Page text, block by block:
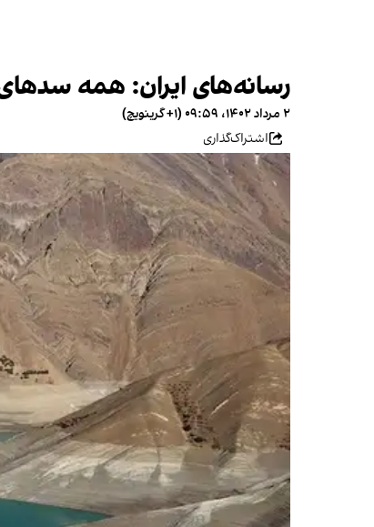
رسانه‌های ایران: همه
۲ مرداد ۱۴۰۲، ۰۹:۵۹ (‎+۱ گرینویچ)
اشتراک‌گذاری